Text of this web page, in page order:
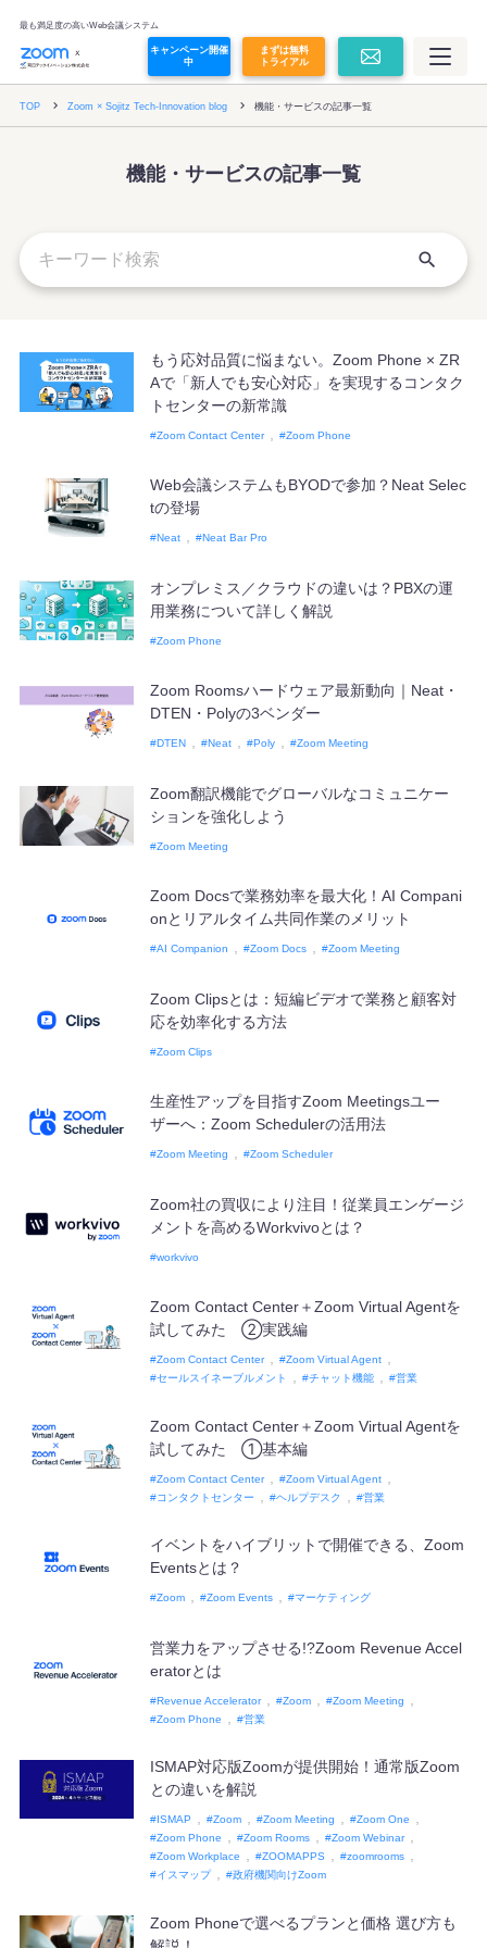
最も満足度の高いWeb会議システム
まずは無料
トライアル
キャンペーン開催
中
Zoom Contact Center
価格シミュレーション
資料・イベント
資料ダウンロード
ブログ
よくあるご質問
TOP Zoom × Sojitz Tech-Innovation blog 機能・サービスの記事一覧
機能・サービスの記事一覧
もう応対品質に悩まない。Zoom Phone × ZR
Aで「新人でも安心対応」を実現するコンタク
トセンターの新常識
Zoom Contact Center Zoom Phone
Web会議システムもBYODで参加？Neat Selec
tの登場
Neat Neat Bar Pro
オンプレミス／クラウドの違いは？PBXの運
用業務について詳しく解説
Zoom Phone
Zoom Roomsハードウェア最新動向｜Neat・
DTEN・Polyの3ベンダー
DTEN Neat Poly Zoom Meeting
Zoom翻訳機能でグローバルなコミュニケー
ションを強化しよう
Zoom Meeting
Zoom Docsで業務効率を最大化！AI Compani
onとリアルタイム共同作業のメリット
AI Companion Zoom Docs Zoom Meeting
Zoom Clipsとは：短編ビデオで業務と顧客対
応を効率化する方法
Zoom Clips
生産性アップを目指すZoom Meetingsユー
ザーへ：Zoom Schedulerの活用法
Zoom Meeting Zoom Scheduler
Zoom社の買収により注目！従業員エンゲージ
メントを高めるWorkvivoとは？
workvivo
Zoom Contact Center＋Zoom Virtual Agentを
試してみた ②実践編
Zoom Contact Center
Zoom Virtual Agent
セールスイネーブルメント
チャット機能 営業
Zoom Contact Center＋Zoom Virtual Agentを
試してみた ①基本編
Zoom Contact Center
Zoom Virtual Agent
コンタクトセンター
ヘルプデスク 営業
イベントをハイブリットで開催できる、Zoom
Eventsとは？
Zoom Zoom Events マーケティング
営業力をアップさせる!?Zoom Revenue Accel
eratorとは
Revenue Accelerator Zoom
Zoom Meeting
Zoom Phone
営業
ISMAP対応版Zoomが提供開始！通常版Zoom
との違いを解説
ISMAP Zoom Zoom Meeting
Zoom One
Zoom Phone
Zoom Rooms
Zoom Webinar
Zoom Workplace
ZOOMAPPS
zoomrooms
イスマップ
政府機関向けZoom
Zoom Phoneで選べるプランと価格 選び方も